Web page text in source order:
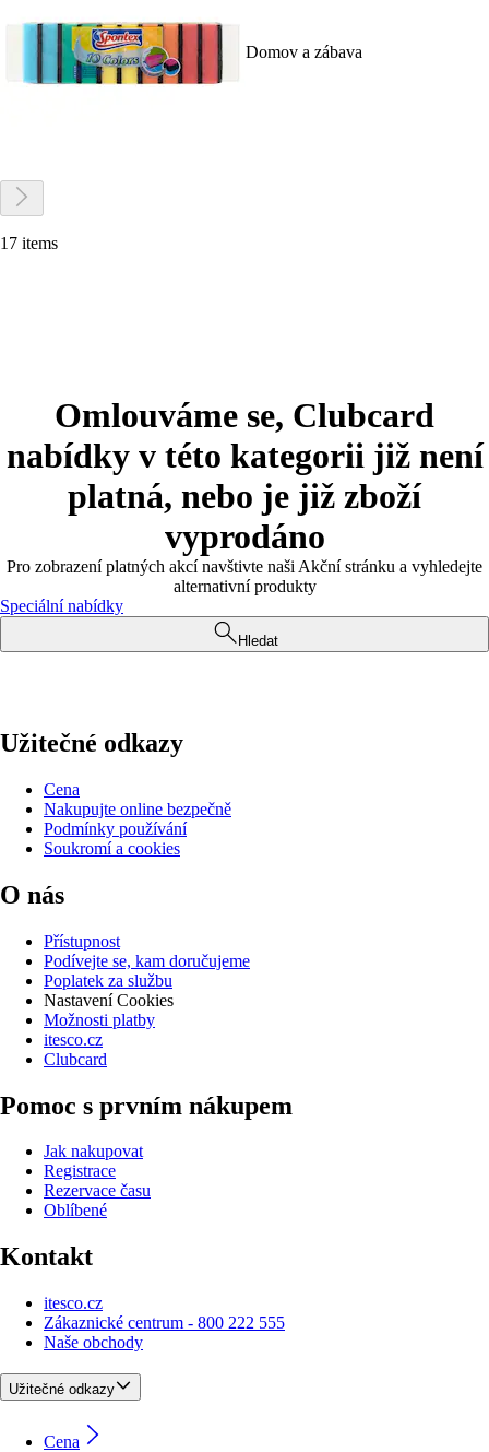
Domov a zábava
17 items
Omlouváme se, Clubcard
nabídky v této kategorii již není
platná, nebo je již zboží
vyprodáno
Pro zobrazení platných akcí navštivte naši Akční stránku a vyhledejte
alternativní produkty
Speciální nabídky
Hledat
Užitečné odkazy
Cena
Nakupujte online bezpečně
Podmínky používání
Soukromí a cookies
O nás
Přístupnost
Podívejte se, kam doručujeme
Poplatek za službu
Nastavení Cookies
Možnosti platby
itesco.cz
Clubcard
Pomoc s prvním nákupem
Jak nakupovat
Registrace
Rezervace času
Oblíbené
Kontakt
itesco.cz
Zákaznické centrum - 800 222 555
Naše obchody
Užitečné odkazy
Cena